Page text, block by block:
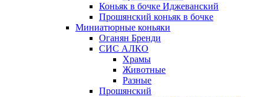
Коньяк в бочке Иджеванский
Прошянский коньяк в бочке
Миниатюрные коньяки
Оганян Бренди
СИС АЛКО
Храмы
Животные
Разные
Прошянский